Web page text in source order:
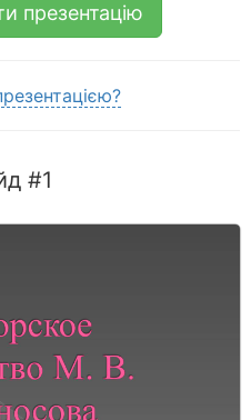
презентацію
#1